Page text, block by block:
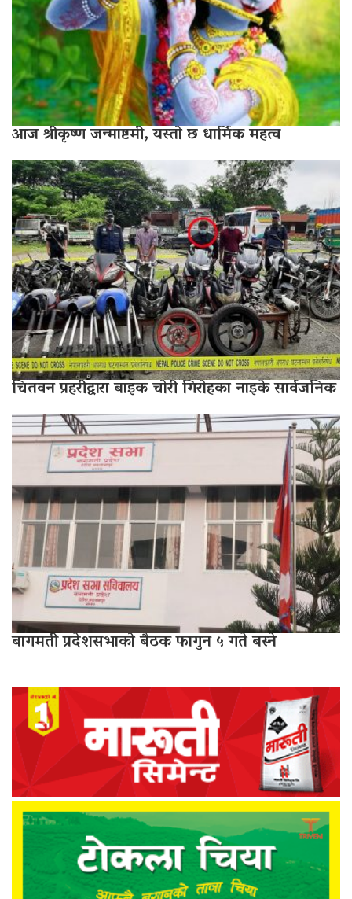
आज श्रीकृष्ण जन्माष्टमी, यस्तो छ धार्मिक महत्व
चितवन प्रहरीद्वारा बाइक चोरी गिरोहका नाइके सार्वजनिक
बागमती प्रदेशसभाको बैठक फागुन ५ गते बस्ने